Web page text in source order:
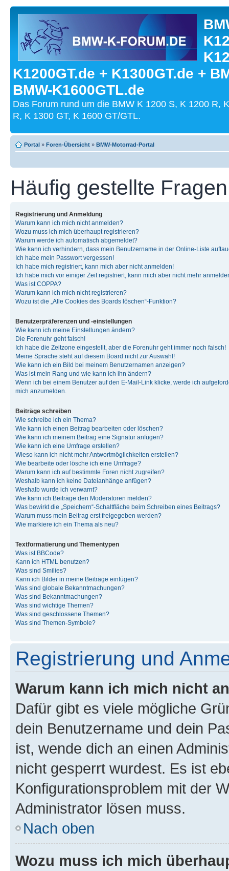
K1200GT.de + K1300GT.de +
BMW-K1600GTL.de
Das Forum rund um die BMW K 1200 S, K 1200 R,
R, K 1300 GT, K 1600 GT/GTL.
Portal » Foren-Übersicht » BMW-Motorrad-Portal
Häufig gestellte Fragen
Registrierung und Anmeldung
Warum kann ich mich nicht anmelden?
Wozu muss ich mich überhaupt registrieren?
Warum werde ich automatisch abgemeldet?
Wie kann ich verhindern, dass mein Benutzername in der Online-Liste
Ich habe mein Passwort vergessen!
Ich habe mich registriert, kann mich aber nicht anmelden!
Ich habe mich vor einiger Zeit registriert, kann mich aber nicht mehr
Was ist COPPA?
Warum kann ich mich nicht registrieren?
Wozu ist die „Alle Cookies des Boards löschen“-Funktion?
Benutzerpräferenzen und -einstellungen
Wie kann ich meine Einstellungen ändern?
Die Forenuhr geht falsch!
Ich habe die Zeitzone eingestellt, aber die Forenuhr geht immer noch falsch!
Meine Sprache steht auf diesem Board nicht zur Auswahl!
Wie kann ich ein Bild bei meinem Benutzernamen anzeigen?
Was ist mein Rang und wie kann ich ihn ändern?
Wenn ich bei einem Benutzer auf den E-Mail-Link klicke, werde ich
mich anzumelden.
Beiträge schreiben
Wie schreibe ich ein Thema?
Wie kann ich einen Beitrag bearbeiten oder löschen?
Wie kann ich meinem Beitrag eine Signatur anfügen?
Wie kann ich eine Umfrage erstellen?
Wieso kann ich nicht mehr Antwortmöglichkeiten erstellen?
Wie bearbeite oder lösche ich eine Umfrage?
Warum kann ich auf bestimmte Foren nicht zugreifen?
Weshalb kann ich keine Dateianhänge anfügen?
Weshalb wurde ich verwarnt?
Wie kann ich Beiträge den Moderatoren melden?
Was bewirkt die „Speichern“-Schaltfläche beim Schreiben eines Beitrags?
Warum muss mein Beitrag erst freigegeben werden?
Wie markiere ich ein Thema als neu?
Textformatierung und Thementypen
Was ist BBCode?
Kann ich HTML benutzen?
Was sind Smilies?
Kann ich Bilder in meine Beiträge einfügen?
Was sind globale Bekanntmachungen?
Was sind Bekanntmachungen?
Was sind wichtige Themen?
Was sind geschlossene Themen?
Was sind Themen-Symbole?
Registrierung und
Warum kann ich mich nicht
Dafür gibt es viele mögliche
dein Benutzername und dein
ist, wende dich an einen
nicht gesperrt wurdest. Es ist
Konfigurationsproblem mit der
Administrator lösen muss.
Nach oben
Wozu muss ich mich